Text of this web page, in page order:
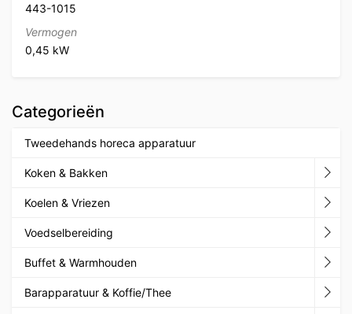
443-1015
Vermogen
0,45 kW
Categorieën
Tweedehands horeca apparatuur
Koken & Bakken
Koelen & Vriezen
Voedselbereiding
Buffet & Warmhouden
Barapparatuur & Koffie/Thee